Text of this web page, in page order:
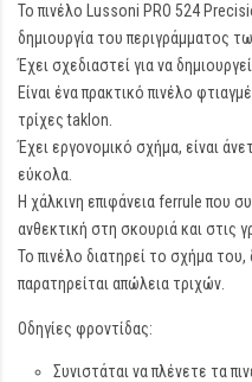
Το πινέλο Lussoni PRO 524
δημιουργία του περιγράμματος
Έχει σχεδιαστεί για να
Είναι ένα πρακτικό πινέλο
τρίχες taklon.
Έχει εργονομικό σχήμα, είναι
εύκολα.
Η χάλκινη επιφάνεια ferrule που
ανθεκτική στη σκουριά και στις
Το πινέλο διατηρεί το σχήμα
παρατηρείται απώλεια τριχών.
Οδηγίες φροντίδας:
Συνιστάται να πλένετε τα